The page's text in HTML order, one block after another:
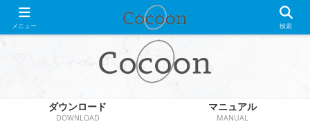
WordPress無料テーマ
ダウンロード
DOWNLOAD
マニュアル
MANUAL
メニュー 検索